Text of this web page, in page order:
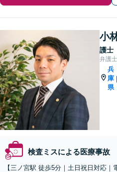
小
護士
弁護
兵
庫
県
検査ミスによる医療事故
【三ノ宮駅 徒歩5分｜土日祝日対応